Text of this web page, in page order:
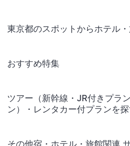
東京都のスポットからホテル
おすすめ特集
ツアー（新幹線・JR付きプラ
ン）・レンタカー付プランを